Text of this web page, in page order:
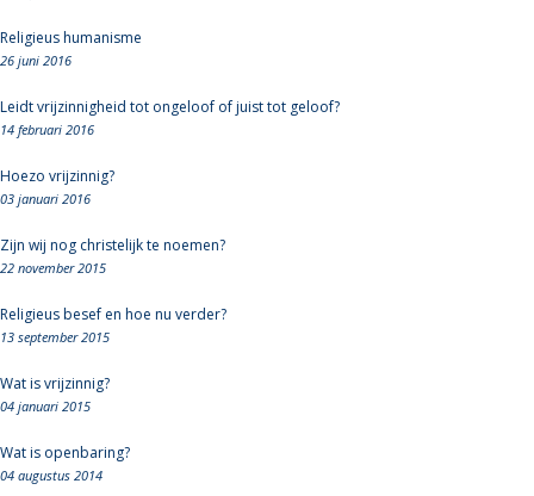
Religieus humanisme
26 juni 2016
Leidt vrijzinnigheid tot ongeloof of juist tot geloof?
14 februari 2016
Hoezo vrijzinnig?
03 januari 2016
Zijn wij nog christelijk te noemen?
22 november 2015
Religieus besef en hoe nu verder?
13 september 2015
Wat is vrijzinnig?
04 januari 2015
Wat is openbaring?
04 augustus 2014